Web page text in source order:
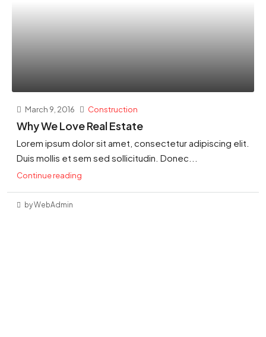
March 9, 2016 Construction
Why We Love Real Estate
Lorem ipsum dolor sit amet, consectetur adipiscing elit.
Duis mollis et sem sed sollicitudin. Donec...
Continue reading
by WebAdmin